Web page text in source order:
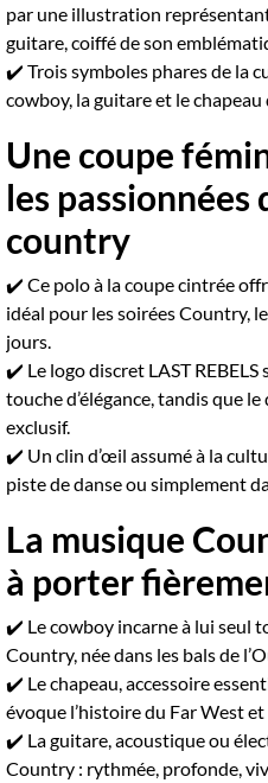
par une illustration
guitare, coiffé de son
✔️ Trois symboles phares de la
cowboy, la guitare et le chapeau
Une coupe
les passionnées
country
✔️ Ce polo à la coupe cintrée
idéal pour les soirées Country,
jours.
✔️ Le logo discret LAST
touche d’élégance, tandis que
exclusif.
✔️ Un clin d’œil assumé à la
piste de danse ou simplement
La musique
à porter
✔️ Le cowboy incarne à lui seul
Country, née dans les bals de
✔️ Le chapeau, accessoire
évoque l’histoire du Far West
✔️ La guitare, acoustique ou
Country : rythmée, profonde,